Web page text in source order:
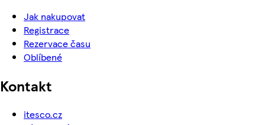
Jak nakupovat
Registrace
Rezervace času
Oblíbené
Kontakt
itesco.cz